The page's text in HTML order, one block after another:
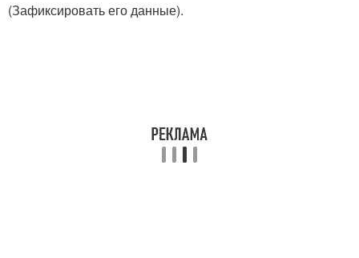
(Зафиксировать его данные).